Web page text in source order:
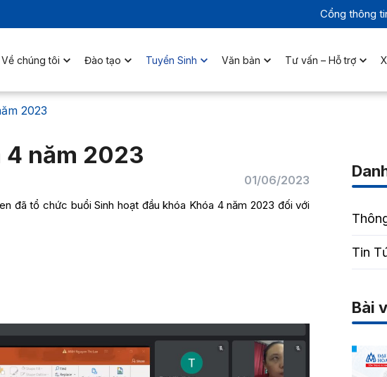
Cổng thông
Về chúng tôi Đào tạo Tuyển Sinh Văn bản Tư vấn – Hỗ trợ
2023
4 năm 2023
01/06/2023
đã tổ chức buổi Sinh hoạt đầu khóa Khóa 4 năm 2023 đối với
Tin
Bài